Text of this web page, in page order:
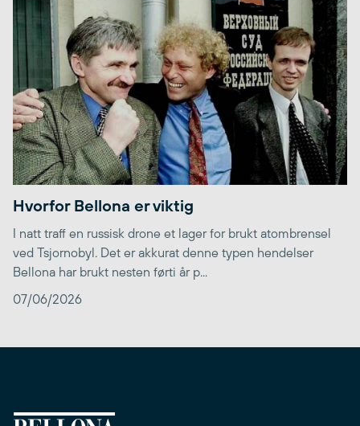
Hvorfor Bellona er viktig
I natt traff en russisk drone et lager for brukt atombrensel
ved Tsjornobyl. Det er akkurat denne typen hendelser
Bellona har brukt nesten førti år p...
07/06/2026